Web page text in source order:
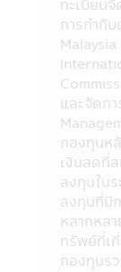
ขาย
13. การ
ในแอปพ
วัดผลกา
บริษัทจัด
งานในอ
ถึงผลการ
14. ข้อค
แอปพลิเ
ได้จัดทำ
และผู้สน
ต้องของ
สามารถ
เป็นปัจจุ
ทะเบียน
การกำกั
และจั
กองทุนห
เงินสดที่
ลงทุนใน
ลงทุนที่มี
หลากหล
ทรัพย์ที่เ
กองทุนร